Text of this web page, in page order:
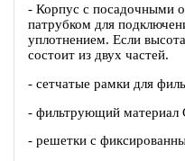
- Корпус с посадочными
патрубком для
уплотнением. Если
состоит из двух частей.
- сетчатые рамки для
- фильтрующий материал
- решетки с